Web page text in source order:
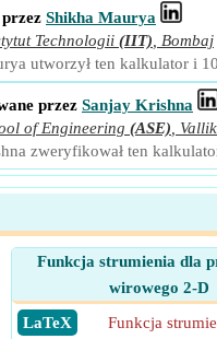
Shikha Maurya
Technologii (IIT)
Bombaj
utworzył ten kalkulator i
przez Sanjay Krishna
of Engineering (ASE)
zweryfikował ten
Funkcja strumienia dla
wirowego 2-D
​ LaTeX
Funkcja